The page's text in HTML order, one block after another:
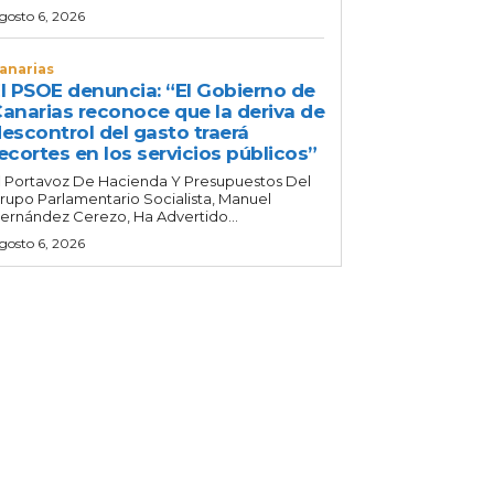
6, 2026
PSOE denuncia: “El Gobierno de
reconoce que la deriva de
del gasto traerá
en los servicios públicos”
Portavoz De Hacienda Y Presupuestos Del
Parlamentario Socialista, Manuel
Cerezo, Ha Advertido...
6, 2026